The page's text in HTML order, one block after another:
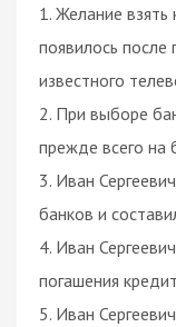
1. Желание
появилось после
известного
2. При выборе
прежде всего на
3. Иван
банков и
4. Иван
погашения
5. Иван